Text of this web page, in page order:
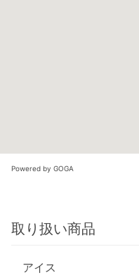
Powered by GOGA
取り扱い商品
アイス